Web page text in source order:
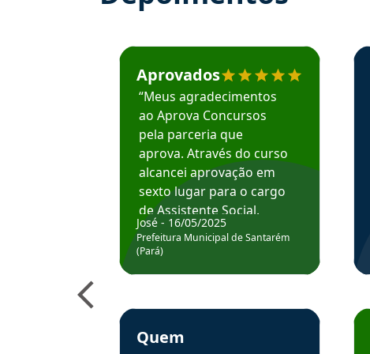
Estudante José recomenda o Aprova Concursos
Aprovados
“Meus agradecimentos
ao Aprova Concursos
pela parceria que
aprova. Através do curso
alcancei aprovação em
sexto lugar para o cargo
de Assistente Social.
Hoje estou atuando na
Prefeitura de Santarém.
José - 16/05/2025
Prefeitura Municipal de Santarém
(Pará)
Estudante Elais recomenda o Aprova
Quem